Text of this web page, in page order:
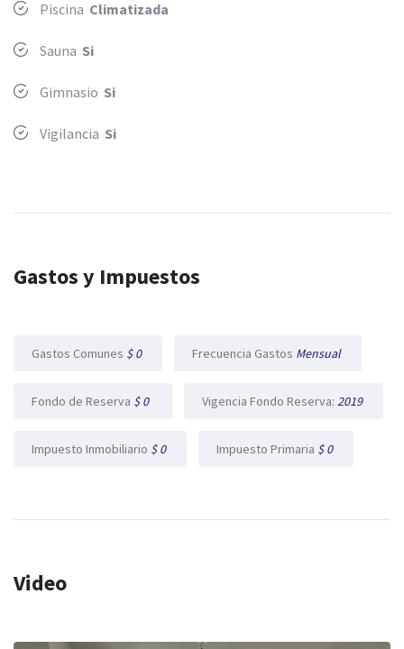
Piscina Climatizada
Sauna Si
Gimnasio Si
Vigilancia Si
Gastos y Impuestos
Gastos Comunes $ 0 Frecuencia Gastos Mensual
Fondo de Reserva $ 0 Vigencia Fondo Reserva: 2019
Impuesto Inmobiliario $ 0 Impuesto Primaria $ 0
Video